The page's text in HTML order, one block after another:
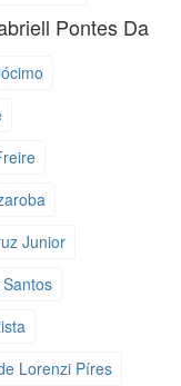
Pontes Da
Junior
Lorenzi Píres